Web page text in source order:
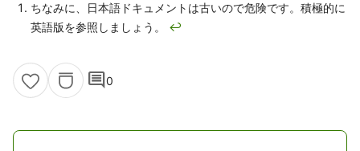
ちなみに、日本語ドキュメントは古いので危険です。積極的に
英語版を参照しましょう。 ↩
comment0